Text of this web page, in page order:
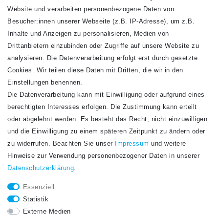
VERSANDARTEN
Newsletter
Honig
Hiermit bestätige ich, dass ich dieDaten­schutz­erklärunggelesen habe. Meine
STAY CONNECTED.
Website und verarbeiten personenbezogene Daten von
Besucher:innen unserer Webseite (z.B. IP-Adresse), um z.B.
Inhalte und Anzeigen zu personalisieren, Medien von
Drittanbietern einzubinden oder Zugriffe auf unsere Website zu
analysieren. Die Datenverarbeitung erfolgt erst durch gesetzte
Cookies. Wir teilen diese Daten mit Dritten, die wir in den
Einstellungen benennen.
Die Datenverarbeitung kann mit Einwilligung oder aufgrund eines
berechtigten Interesses erfolgen. Die Zustimmung kann erteilt
oder abgelehnt werden. Es besteht das Recht, nicht einzuwilligen
und die Einwilligung zu einem späteren Zeitpunkt zu ändern oder
zu widerrufen. Beachten Sie unser
Impressum und weitere
Hinweise zur Verwendung personenbezogener Daten in unserer
Daten­schutz­erklärung.
Essenziell
Statistik
Externe Medien